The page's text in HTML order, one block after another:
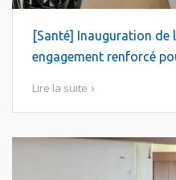
[Santé] Inauguration de
engagement renforcé
Lire la suite